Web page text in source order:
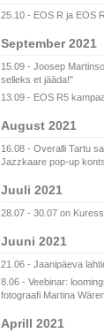
25.10 - EOS R ja EOS
September 2021
15.09 - Joosep
selleks et jääda!"
13.09 - EOS R5
August 2021
16.08 - Overalli Tartu
Jazzkaare pop-up
Juuli 2021
28.07 - 30.07 on
Juuni 2021
21.06 - Jaanipäeva
8.06 - Veebinar:
fotograafi Martina
Aprill 2021